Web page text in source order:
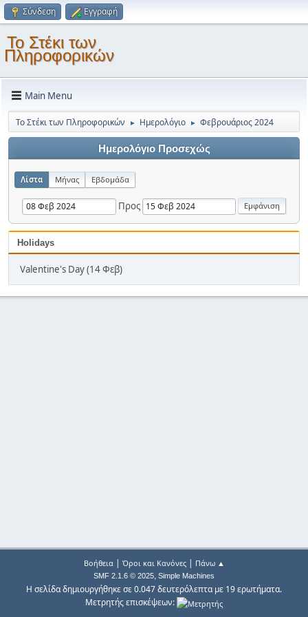
Σύνδεση Εγγραφή
Το Στέκι των
Πληροφορικών
Main Menu
Το Στέκι των Πληροφορικών ► Ημερολόγιο ► Φεβρουάριος 2024
Ημερολόγιο Προσεχώς
Λίστα Μήνας Εβδομάδα
Προς
Holidays
Valentine's Day (14 Φεβ)
Βοήθεια| Όροι και Κανόνες| Πάνω ▲
SMF 2.1.6 © 2025, Simple Machines
Η σελίδα δημιουργήθηκε σε 0.047 δευτερόλεπτα με 19 ερωτήματα.
Μετρητής επισκέψεων: